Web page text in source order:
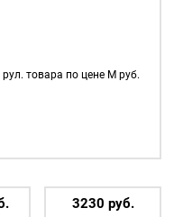
рул. товара по цене M руб.
3230 руб.